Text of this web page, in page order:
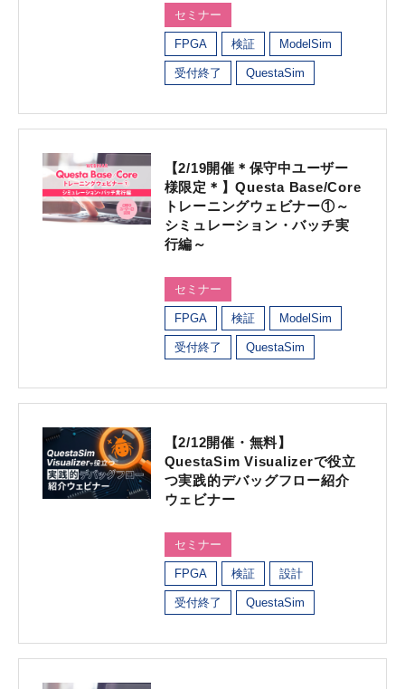
セミナー
FPGA 検証 ModelSim
受付終了 QuestaSim
【2/19開催＊保守中ユーザー
様限定＊】Questa Base/Core
トレーニングウェビナー①～
シミュレーション・バッチ実
行編～
セミナー
FPGA 検証 ModelSim
受付終了 QuestaSim
【2/12開催・無料】
QuestaSim Visualizerで役立
つ実践的デバッグフロー紹介
ウェビナー
セミナー
FPGA 検証 設計
受付終了 QuestaSim